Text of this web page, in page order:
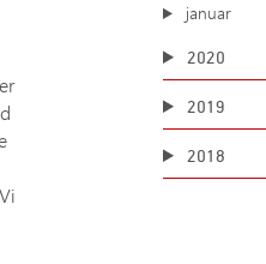
januar
2020
2019
2018